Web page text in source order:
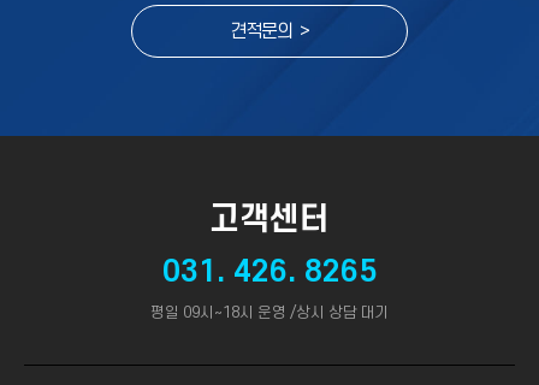
견적문의 >
고객센터
031. 426. 8265
평일 09시~18시 운영 /상시 상담 대기